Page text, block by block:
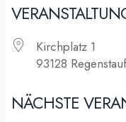
Kirchplatz 1
93128 Regenstauf
NÄCHSTE